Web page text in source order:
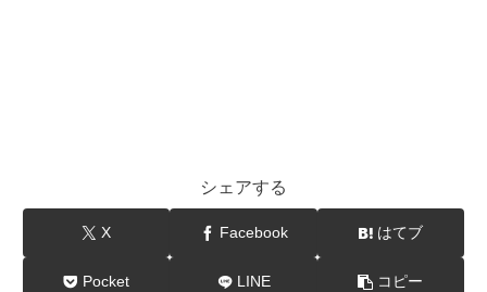
シェアする
X Facebook はてブ
Pocket LINE コピー